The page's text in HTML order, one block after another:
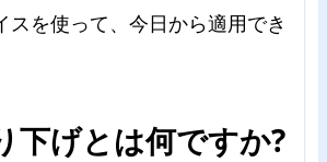
スを使って、今日から適用でき
下げとは何ですか?